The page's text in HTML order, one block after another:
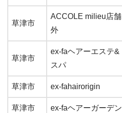
草津市
ACCOLE milieu店舗
外
草津市
ex-faヘアーエステ&
スパ
草津市 ex-fahairorigin
草津市 ex-faヘアーガーデン